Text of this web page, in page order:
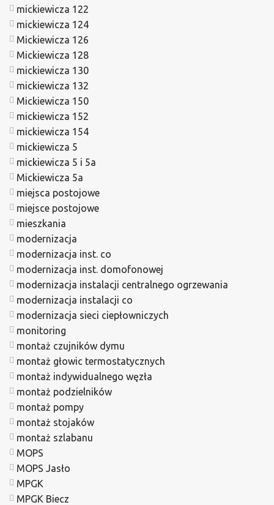
mickiewicza 122
mickiewicza 124
Mickiewicza 126
Mickiewicza 128
mickiewicza 130
mickiewicza 132
Mickiewicza 150
mickiewicza 152
mickiewicza 154
mickiewicza 5
mickiewicza 5 i 5a
Mickiewicza 5a
miejsca postojowe
miejsce postojowe
mieszkania
modernizacja
modernizacja inst. co
modernizacja inst. domofonowej
modernizacja instalacji centralnego ogrzewania
modernizacja instalacji co
modernizacja sieci ciepłowniczych
monitoring
montaż czujników dymu
montaż głowic termostatycznych
montaż indywidualnego węzła
montaż podzielników
montaż pompy
montaż stojaków
montaż szlabanu
MOPS
MOPS Jasło
MPGK
MPGK Biecz